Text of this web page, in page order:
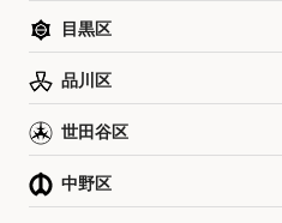
目黒区
品川区
世田谷区
中野区